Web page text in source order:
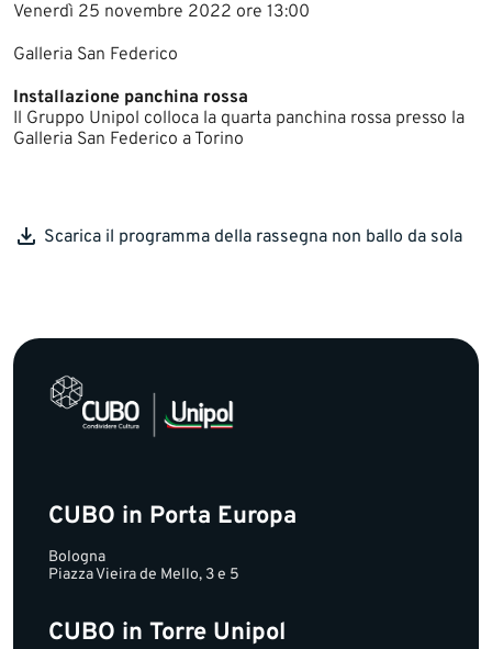
Venerdì 25 novembre 2022 ore 13:00
Galleria San Federico
Installazione panchina rossa
Il Gruppo Unipol colloca la quarta panchina rossa presso la
Galleria San Federico a Torino
Scarica il programma della rassegna non ballo da sola ​​​
CUBO in Porta Europa
Bologna
Piazza Vieira de Mello, 3 e 5
CUBO in Torre Unipol